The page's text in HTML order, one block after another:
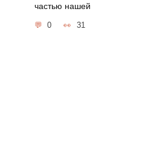
частью нашей
0 31